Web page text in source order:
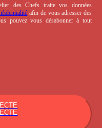
des Chefs traite vos données
afin de vous adresser des
pouvez vous désabonner à tout